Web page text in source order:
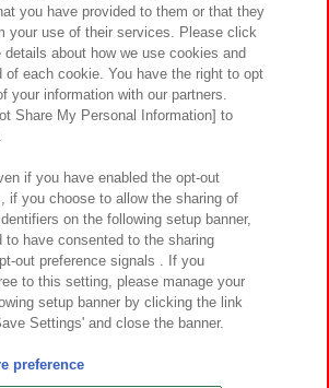
サステナビリティ サイトポリシー
ー ウェブアクセシビリティ方針と検証結果
とともに
ト対応方針 よくあるご質問・お問い合わせ
©Bandai Namco Amusement Inc.
Namco Amusement Lab Inc.
you have provided to them or that they
your use of their services. Please click
details about how we use cookies and
of each cookie. You have the right to opt
your information with our partners.
Share My Personal Information] to
if you have enabled the opt-out
if you choose to allow the sharing of
on the following setup banner,
to have consented to the sharing
out preference signals . If you
to this setting, please manage your
setup banner by clicking the link
Settings' and close the banner.
preference